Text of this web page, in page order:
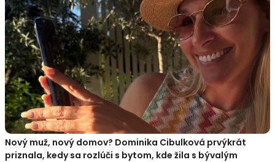
Nový muž, nový domov? Dominika Cibulková prvýkrát
priznala, kedy sa rozlúči s bytom, kde žila s bývalým